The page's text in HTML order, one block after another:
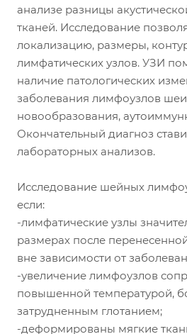
анализе разницы
тканей. Исследование
локализацию, размеры,
лимфатических узлов. УЗИ
наличие патологических
заболевания лимфоузлов
новообразования,
Окончательный диагноз
лабораторных анализов.
Исследование шейных
если:
-лимфатические узлы
размерах после
вне зависимости от
-увеличение лимфоузлов
повышенной температурой,
затрудненным глотанием;
-деформированы мягкие